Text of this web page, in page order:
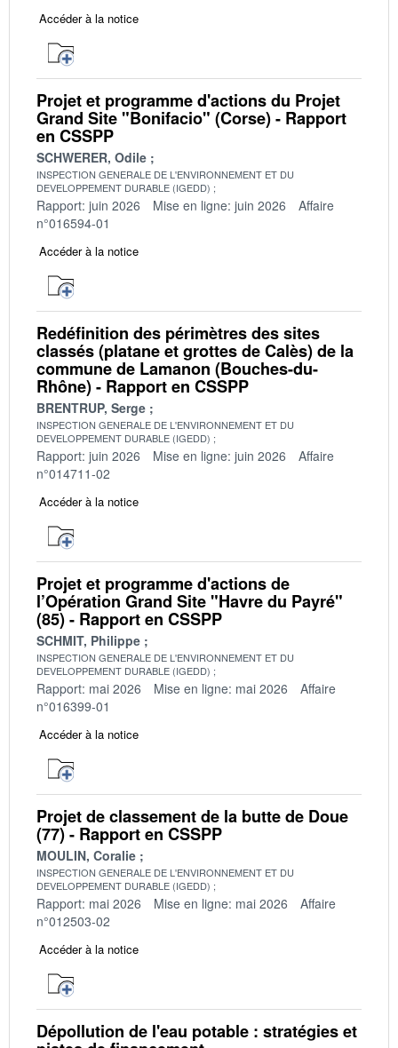
Accéder à la notice
Projet et programme d'actions du Projet
Grand Site "Bonifacio" (Corse) - Rapport
en CSSPP
SCHWERER, Odile
INSPECTION GENERALE DE L'ENVIRONNEMENT ET DU
DEVELOPPEMENT DURABLE (IGEDD)
Rapport: juin 2026 Mise en ligne: juin 2026
Affaire
n°016594-01
Accéder à la notice
Redéfinition des périmètres des sites
classés (platane et grottes de Calès) de la
commune de Lamanon (Bouches-du-
Rhône) - Rapport en CSSPP
BRENTRUP, Serge
INSPECTION GENERALE DE L'ENVIRONNEMENT ET DU
DEVELOPPEMENT DURABLE (IGEDD)
Rapport: juin 2026 Mise en ligne: juin 2026
Affaire
n°014711-02
Accéder à la notice
Projet et programme d'actions de
l’Opération Grand Site "Havre du Payré"
(85) - Rapport en CSSPP
SCHMIT, Philippe
INSPECTION GENERALE DE L'ENVIRONNEMENT ET DU
DEVELOPPEMENT DURABLE (IGEDD)
Rapport: mai 2026 Mise en ligne: mai 2026
Affaire
n°016399-01
Accéder à la notice
Projet de classement de la butte de Doue
(77) - Rapport en CSSPP
MOULIN, Coralie
INSPECTION GENERALE DE L'ENVIRONNEMENT ET DU
DEVELOPPEMENT DURABLE (IGEDD)
Rapport: mai 2026 Mise en ligne: mai 2026
Affaire
n°012503-02
Accéder à la notice
Dépollution de l'eau potable : stratégies et